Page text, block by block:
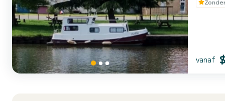
beddengoed - Uitgeruste kitchenette (koelkast, gootsteen,
vanaf